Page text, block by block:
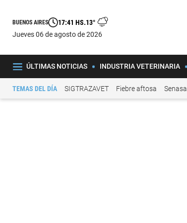
BUENOS AIRES 17:41 HS.13°
jueves 06 de agosto de 2026
ÚLTIMAS NOTICIAS INDUSTRIA VETERINARIA
TEMAS DEL DÍA SIGTRAZAVET Fiebre aftosa Senasa